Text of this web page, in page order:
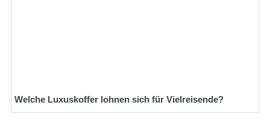
Welche Luxuskoffer lohnen sich für Vielreisende?